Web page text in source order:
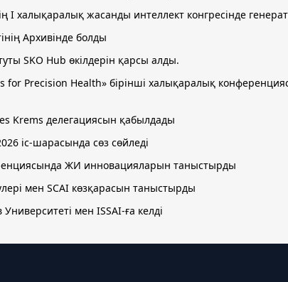
І халықаралық жасанды интеллект конгресінде
Архивінде болды
SKO Hub өкілдерін қарсы алды.
Precision Health» бірінші халықаралық
Krems делегациясын қабылдады
іс-шарасында сөз сөйледі
ЖИ инновацияларын таныстырды
мен SCAI көзқарасын таныстырды
мен ISSAI-ға келді